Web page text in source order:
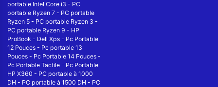
portable Intel Core i3 - PC
portable Ryzen 7 - PC portable
Ryzen 5 - PC portable Ryzen 3 -
PC portable Ryzen 9 - HP
ProBook - Dell Xps - Pc Portable
12 Pouces - Pc portable 13
Pouces - Pc Portable 14 Pouces -
Pc Portable Tactile - Pc Portable
HP X360 - PC portable à 1000
DH - PC portable à 1500 DH - PC